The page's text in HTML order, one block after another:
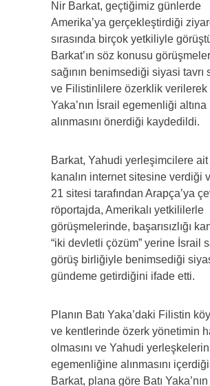
Nir Barkat, geçtiğimiz günlerde
Amerika’ya gerçekleştirdiği
sırasında birçok yetkiliyle
Barkat’ın söz konusu
sağının benimsediği siyasi tavrı
ve Filistinlilere özerklik verilerek
Yaka’nın İsrail egemenliği altına
alınmasını önerdiği kaydedildi.
Barkat, Yahudi yerleşimcilere ait
kanalın internet sitesine verdiği
21 sitesi tarafından Arapça’ya
röportajda, Amerikalı yetkililerle
görüşmelerinde, başarısızlığı
“iki devletli çözüm” yerine İsrail
görüş birliğiyle benimsediği
gündeme getirdiğini ifade etti.
Planın Batı Yaka’daki Filistin
ve kentlerinde özerk yönetimin
olmasını ve Yahudi
egemenliğine alınmasını
Barkat, plana göre Batı Yaka’nın